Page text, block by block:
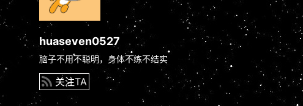
huaseven0527
脑子不用不聪明，身体不练不结实
关注TA